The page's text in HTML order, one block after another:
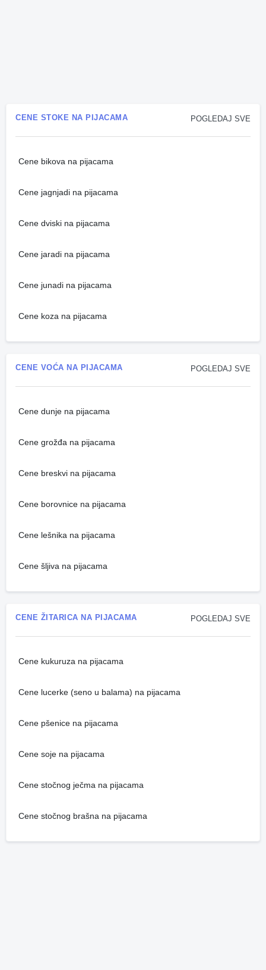
POGLEDAJ SVE
CENE STOKE NA PIJACAMA
Cene bikova na pijacama
Cene jagnjadi na pijacama
Cene dviski na pijacama
Cene jaradi na pijacama
Cene junadi na pijacama
Cene koza na pijacama
POGLEDAJ SVE
CENE VOĆA NA PIJACAMA
Cene dunje na pijacama
Cene grožđa na pijacama
Cene breskvi na pijacama
Cene borovnice na pijacama
Cene lešnika na pijacama
Cene šljiva na pijacama
POGLEDAJ SVE
CENE ŽITARICA NA PIJACAMA
Cene kukuruza na pijacama
Cene lucerke (seno u balama) na pijacama
Cene pšenice na pijacama
Cene soje na pijacama
Cene stočnog ječma na pijacama
Cene stočnog brašna na pijacama